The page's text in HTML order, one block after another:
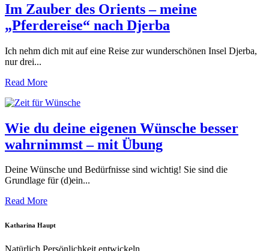
Im Zauber des Orients – meine
„Pferdereise“ nach Djerba
Ich nehm dich mit auf eine Reise zur wunderschönen Insel Djerba,
nur drei...
Read More
Wie du deine eigenen Wünsche besser
wahrnimmst – mit Übung
Deine Wünsche und Bedürfnisse sind wichtig! Sie sind die
Grundlage für (d)ein...
Read More
Katharina Haupt